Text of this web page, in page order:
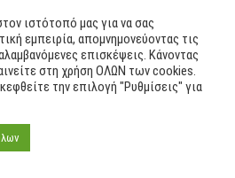
ιστότοπό μας για να σας
εμπειρία, απομνημονεύοντας τις
επισκέψεις. Κάνοντας
στη χρήση ΟΛΩΝ των cookies.
την επιλογή "Ρυθμίσεις" για